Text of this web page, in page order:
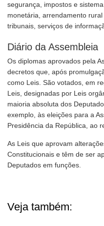
segurança, impostos e
monetária, arrendamento
tribunais, serviços de
Diário da Assembleia
Os diplomas aprovados pela
decretos que, após
como Leis. São votados, em
Leis, designadas por Leis
maioria absoluta dos
exemplo, às eleições para a
Presidência da República, ao
As Leis que aprovam
Constitucionais e têm de ser
Deputados em funções.
Veja também: